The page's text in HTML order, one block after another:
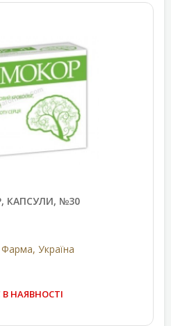
КАПСУЛИ, №30
Україна
НАЯВНОСТІ